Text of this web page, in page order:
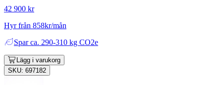
42 900 kr
Hyr från 858kr/mån
Spar ca. 290-310 kg CO2e
Lägg i varukorg
SKU: 697182